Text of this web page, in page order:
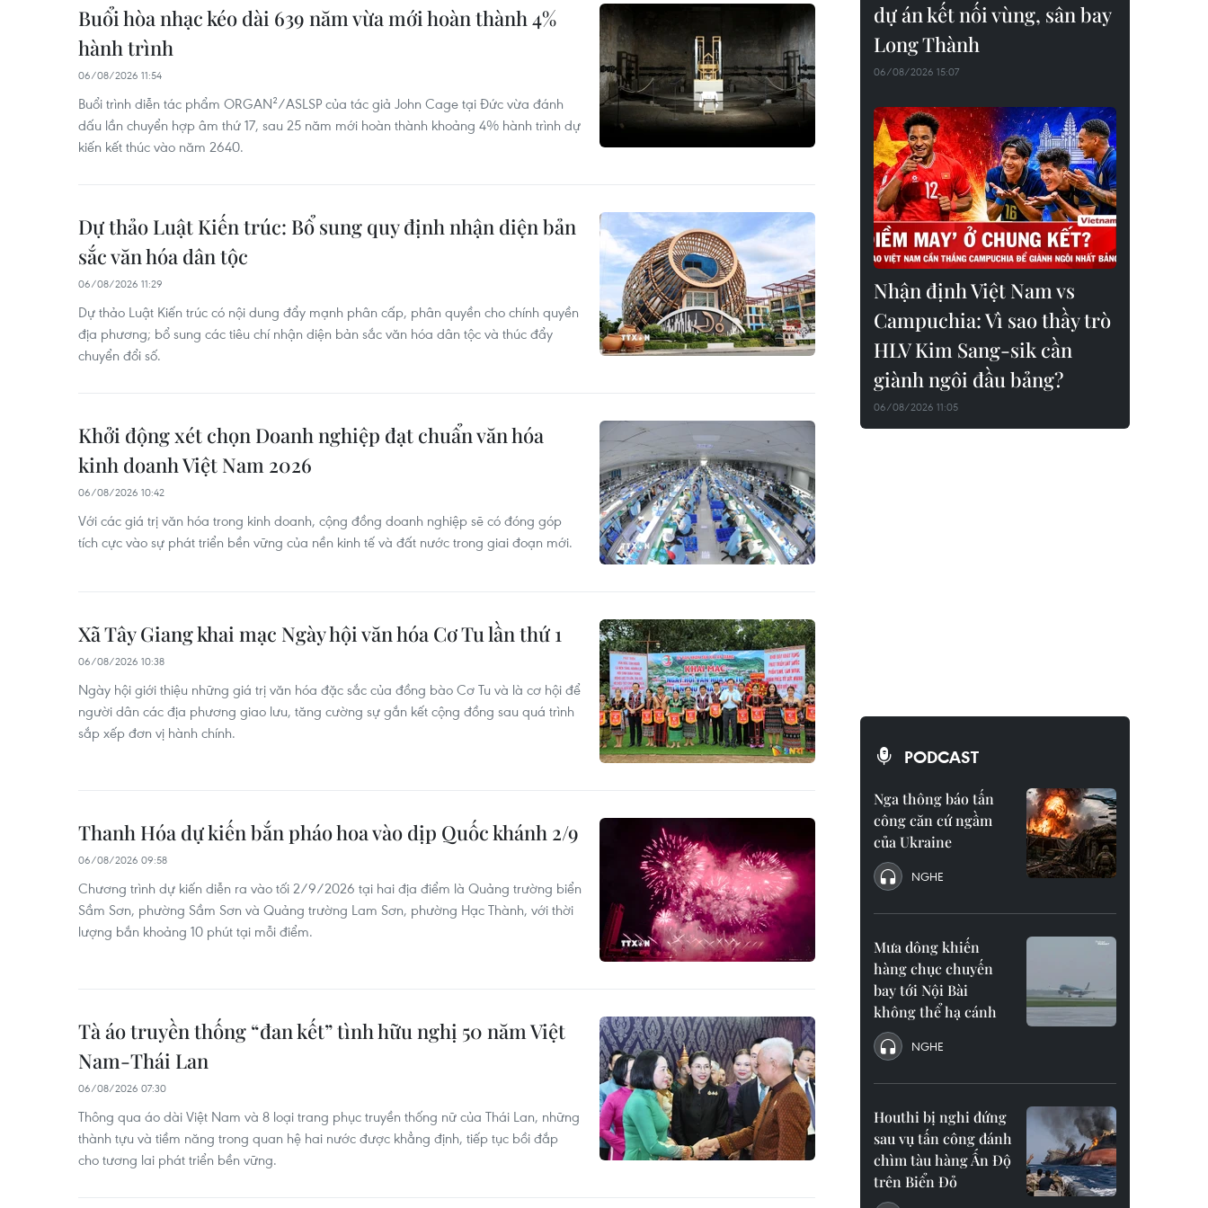
Buổi hòa nhạc kéo dài 639 năm vừa mới hoàn thành 4%
hành trình
06/08/2026 11:54
Buổi trình diễn tác phẩm ORGAN²/ASLSP của tác giả John Cage tại Đức vừa đánh
dấu lần chuyển hợp âm thứ 17, sau 25 năm mới hoàn thành khoảng 4% hành trình dự
kiến kết thúc vào năm 2640.
Dự thảo Luật Kiến trúc: Bổ sung quy định nhận diện bản
sắc văn hóa dân tộc
06/08/2026 11:29
Dự thảo Luật Kiến trúc có nội dung đẩy mạnh phân cấp, phân quyền cho chính quyền
địa phương; bổ sung các tiêu chí nhận diện bản sắc văn hóa dân tộc và thúc đẩy
chuyển đổi số.
Khởi động xét chọn Doanh nghiệp đạt chuẩn văn hóa
kinh doanh Việt Nam 2026
06/08/2026 10:42
Với các giá trị văn hóa trong kinh doanh, cộng đồng doanh nghiệp sẽ có đóng góp
tích cực vào sự phát triển bền vững của nền kinh tế và đất nước trong giai đoạn mới.
Xã Tây Giang khai mạc Ngày hội văn hóa Cơ Tu lần thứ 1
06/08/2026 10:38
Ngày hội giới thiệu những giá trị văn hóa đặc sắc của đồng bào Cơ Tu và là cơ hội để
người dân các địa phương giao lưu, tăng cường sự gắn kết cộng đồng sau quá trình
sắp xếp đơn vị hành chính.
Thanh Hóa dự kiến bắn pháo hoa vào dịp Quốc khánh 2/9
06/08/2026 09:58
Chương trình dự kiến diễn ra vào tối 2/9/2026 tại hai địa điểm là Quảng trường biển
Sầm Sơn, phường Sầm Sơn và Quảng trường Lam Sơn, phường Hạc Thành, với thời
lượng bắn khoảng 10 phút tại mỗi điểm.
Tà áo truyền thống “đan kết” tình hữu nghị 50 năm Việt
Nam-Thái Lan
06/08/2026 07:30
Thông qua áo dài Việt Nam và 8 loại trang phục truyền thống nữ của Thái Lan, những
thành tựu và tiềm năng trong quan hệ hai nước được khẳng định, tiếp tục bồi đắp
cho tương lai phát triển bền vững.
dự án kết nối vùng, sân bay
Long Thành
06/08/2026 15:07
Nhận định Việt Nam vs
Campuchia: Vì sao thầy trò
HLV Kim Sang-sik cần
giành ngôi đầu bảng?
06/08/2026 11:05
PODCAST
Nga thông báo tấn
công căn cứ ngầm
của Ukraine
NGHE
Mưa dông khiến
hàng chục chuyến
bay tới Nội Bài
không thể hạ cánh
NGHE
Houthi bị nghi đứng
sau vụ tấn công đánh
chìm tàu hàng Ấn Độ
trên Biển Đỏ